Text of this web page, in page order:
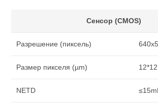
Сенсор (CMOS)
Разрешение (пиксель)
Размер пикселя (µm) 12*12
NETD